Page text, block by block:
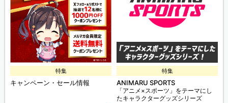
特集
キャンペーン・セール情報
特集
ANIMARU SPORTS
「アニメ×スポーツ」をテーマにし
たキャラクターグッズシリーズ